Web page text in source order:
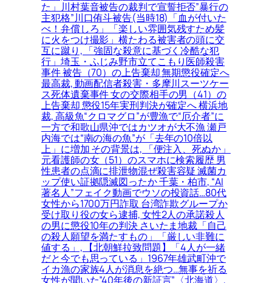
た」川村葉音被告の裁判で宣誓拒否”暴行の
主犯格”川口侑斗被告(当時18)「血が付いた
べ！弁償しろ」「楽しい雰囲気残すため髪
に火をつけ撮影」横たわる被害者の頭に交
互に蹴り, 「強固な殺意に基づく冷酷な犯
行」埼玉・ふじみ野市立てこもり医師殺害
事件 被告（70）の上告棄却 無期懲役確定へ
最高裁, 動画配信者殺害・多摩川スーツケー
ス死体遺棄事件 女の交際相手の男（41）の
上告棄却 懲役15年実刑判決が確定へ 横浜地
裁, 高級魚“クロマグロ”が豊漁で“厄介者”に
一方で和歌山県沖ではカツオが大不漁 瀬戸
内海では“南の海の魚”が「去年の10倍以
上」に増加 その背景は, 「便注入、死ぬか」
元看護師の女（51）のスマホに検索履歴 男
性患者の点滴に排泄物混ぜ殺害容疑 滅菌カ
ップ使い証拠隠滅図ったか 千葉・柏市, “AI
著名人”フェイク動画でウソの投資話…80代
女性から1700万円詐取 台湾詐欺グループか
受け取り役の女ら逮捕, 女性2人の承諾殺人
の男に懲役10年の判決 さいたま地裁「自己
の殺人願望を満たすもの」「厳しい非難に
値する」, 【北朝鮮拉致問題】「4人が一緒
だと今でも思っている」1967年雄武町沖で
イカ漁の家族4人が消息を絶つ…無事を祈る
女性が聞いた”40年後の新証言”〈北海道〉,